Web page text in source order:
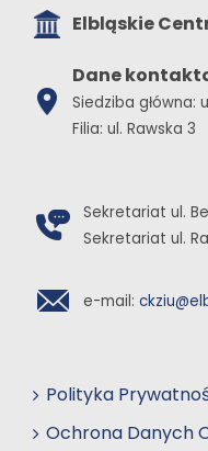
Elbląskie
Dane
Siedziba główna:
Filia: ul. Rawska 3
Sekretariat ul.
Sekretariat ul.
e-mail:
Polityka
Ochrona Danych